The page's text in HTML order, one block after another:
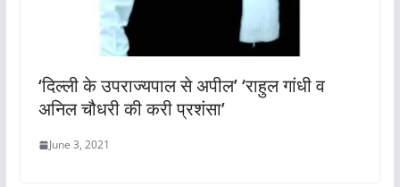
‘दिल्ली के उपराज्यपाल से अपील’ ‘राहुल गांधी व
अनिल चौधरी की करी प्रशंसा’
June 3, 2021